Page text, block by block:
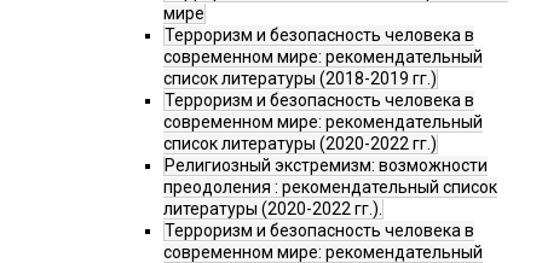
мире
Терроризм и безопасность человека в
современном мире: рекомендательный
список литературы (2018-2019 гг.)
Терроризм и безопасность человека в
современном мире: рекомендательный
список литературы (2020-2022 гг.)
Религиозный экстремизм: возможности
преодоления : рекомендательный список
литературы (2020-2022 гг.).
Терроризм и безопасность человека в
современном мире: рекомендательный